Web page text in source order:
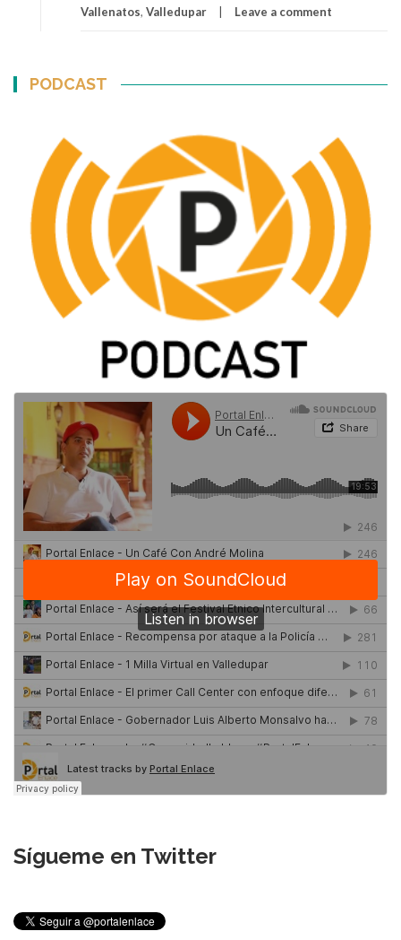
Vallenatos, Valledupar Leave a comment
PODCAST
Sígueme en Twitter